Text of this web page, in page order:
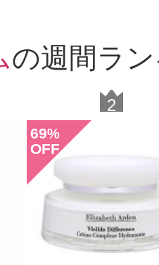
の週間ラ
2
69%
OFF